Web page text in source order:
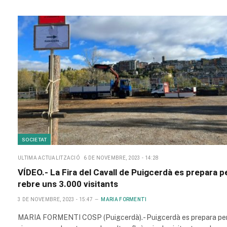
SOCIETAT
ULTIMA ACTUALITZACIÓ 6 DE NOVEMBRE, 2023 - 14:28
VÍDEO.- La Fira del Cavall de Puigcerdà es prepara
rebre uns 3.000 visitants
3 DE NOVEMBRE, 2023 - 15:47 MARIA FORMENTI
MARIA FORMENTI COSP (Puigcerdà).- Puigcerdà es prepara